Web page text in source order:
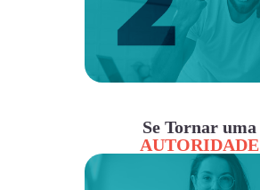
Se Tornar uma
AUTORIDADE